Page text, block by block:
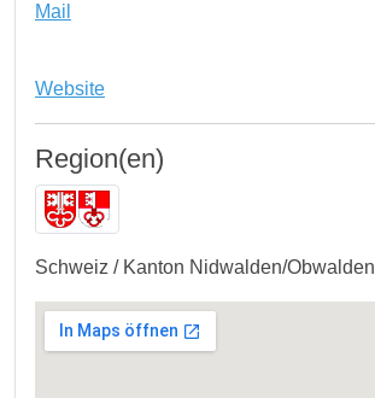
Mail
Website
Region(en)
Schweiz / Kanton Nidwalden/Obwalden